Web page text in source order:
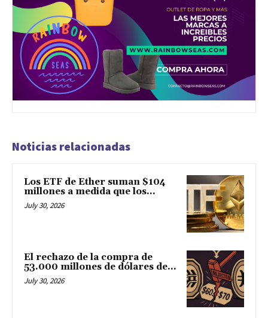
Noticias relacionadas
Los ETF de Ether suman $104
millones a medida que los...
July 30, 2026
El rechazo de la compra de
53.000 millones de dólares de...
July 30, 2026